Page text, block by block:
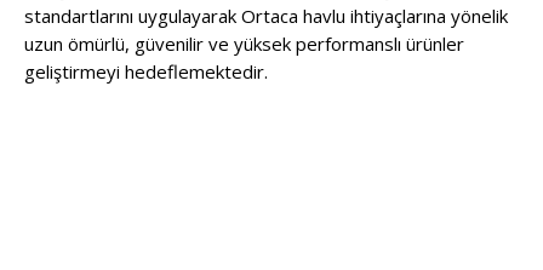
standartlarını uygulayarak Ortaca havlu ihtiyaçlarına yönelik
uzun ömürlü, güvenilir ve yüksek performanslı ürünler
geliştirmeyi hedeflemektedir.